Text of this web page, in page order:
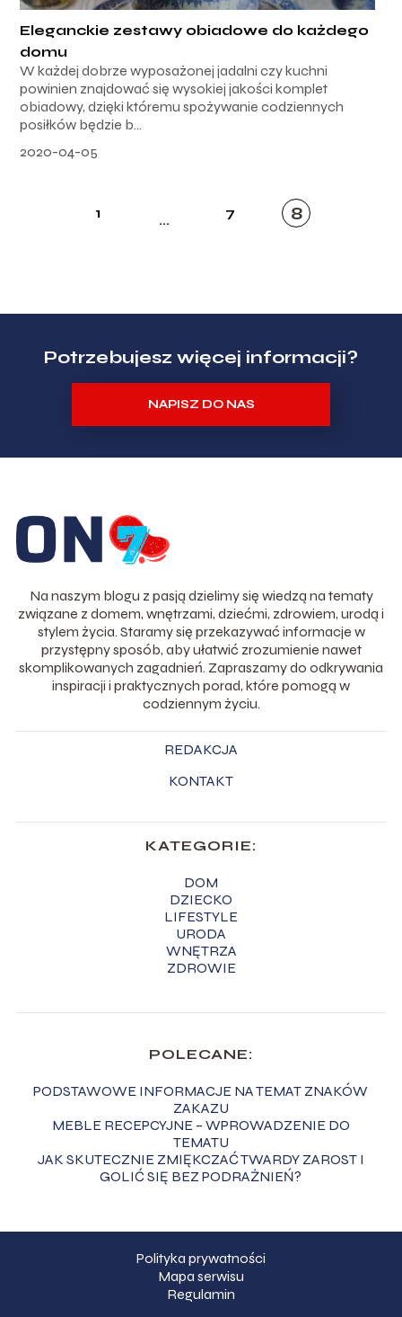
Eleganckie zestawy obiadowe do każdego
domu
W każdej dobrze wyposażonej jadalni czy kuchni
powinien znajdować się wysokiej jakości komplet
obiadowy, dzięki któremu spożywanie codziennych
posiłków będzie b...
2020-04-05
1 ... 7 8
Potrzebujesz więcej informacji?
NAPISZ DO NAS
Na naszym blogu z pasją dzielimy się wiedzą na tematy
związane z domem, wnętrzami, dziećmi, zdrowiem, urodą i
stylem życia. Staramy się przekazywać informacje w
przystępny sposób, aby ułatwić zrozumienie nawet
skomplikowanych zagadnień. Zapraszamy do odkrywania
inspiracji i praktycznych porad, które pomogą w
codziennym życiu.
REDAKCJA
KONTAKT
KATEGORIE:
DOM
DZIECKO
LIFESTYLE
URODA
WNĘTRZA
ZDROWIE
POLECANE:
PODSTAWOWE INFORMACJE NA TEMAT ZNAKÓW
ZAKAZU
MEBLE RECEPCYJNE – WPROWADZENIE DO
TEMATU
JAK SKUTECZNIE ZMIĘKCZAĆ TWARDY ZAROST I
GOLIĆ SIĘ BEZ PODRAŻNIEŃ?
Polityka prywatności
Mapa serwisu
Regulamin